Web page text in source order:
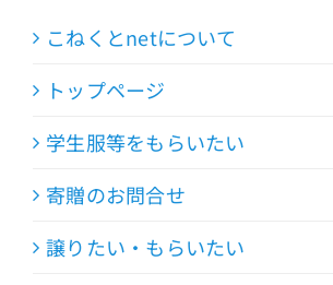
こねくとnetについて
トップページ
学生服等をもらいたい
寄贈のお問合せ
譲りたい・もらいたい